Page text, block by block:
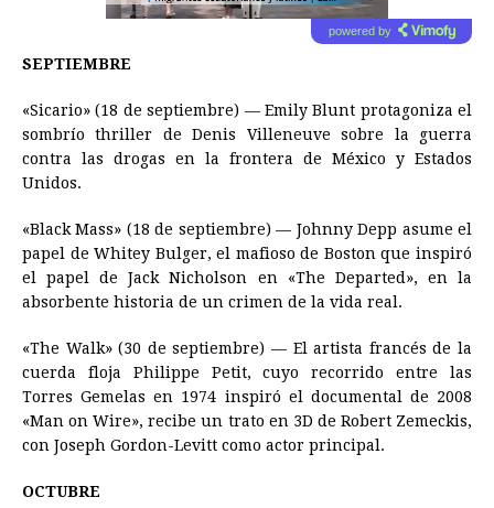
powered by
SEPTIEMBRE
«Sicario» (18 de septiembre) — Emily Blunt protagoniza el
sombrío thriller de Denis Villeneuve sobre la guerra
contra las drogas en la frontera de México y Estados
Unidos.
«Black Mass» (18 de septiembre) — Johnny Depp asume el
papel de Whitey Bulger, el mafioso de Boston que inspiró
el papel de Jack Nicholson en «The Departed», en la
absorbente historia de un crimen de la vida real.
«The Walk» (30 de septiembre) — El artista francés de la
cuerda floja Philippe Petit, cuyo recorrido entre las
Torres Gemelas en 1974 inspiró el documental de 2008
«Man on Wire», recibe un trato en 3D de Robert Zemeckis,
con Joseph Gordon-Levitt como actor principal.
OCTUBRE